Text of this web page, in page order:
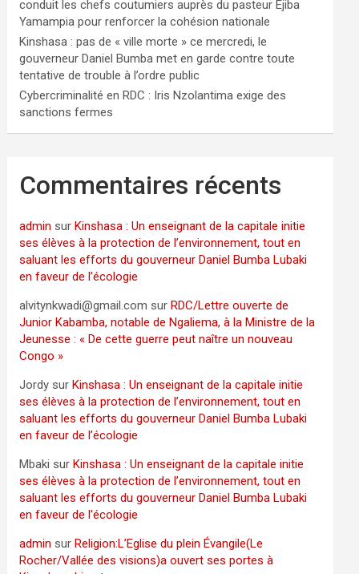
conduit les chefs coutumiers auprès du pasteur Ejiba
Yamampia pour renforcer la cohésion nationale
Kinshasa : pas de « ville morte » ce mercredi, le
gouverneur Daniel Bumba met en garde contre toute
tentative de trouble à l’ordre public
Cybercriminalité en RDC : Iris Nzolantima exige des
sanctions fermes
Commentaires récents
admin surKinshasa : Un enseignant de la capitale initie
ses élèves à la protection de l’environnement, tout en
saluant les efforts du gouverneur Daniel Bumba Lubaki
en faveur de l’écologie
alvitynkwadi@gmail.com surRDC/Lettre ouverte de
Junior Kabamba, notable de Ngaliema, à la Ministre de la
Jeunesse : « De cette guerre peut naître un nouveau
Congo »
Jordy surKinshasa : Un enseignant de la capitale initie
ses élèves à la protection de l’environnement, tout en
saluant les efforts du gouverneur Daniel Bumba Lubaki
en faveur de l’écologie
Mbaki surKinshasa : Un enseignant de la capitale initie
ses élèves à la protection de l’environnement, tout en
saluant les efforts du gouverneur Daniel Bumba Lubaki
en faveur de l’écologie
admin surReligion:L’Eglise du plein Évangile(Le
Rocher/Vallée des visions)a ouvert ses portes à